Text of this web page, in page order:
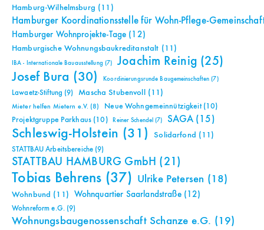
Hamburg-Wilhelmsburg (11)
Hamburger Koordinationsstelle für Wohn-Pflege-
Hamburger Wohnprojekte-Tage (12)
Hamburgische Wohnungsbaukreditanstalt (11)
IBA - Internationale Bauausstellung (7) Joachim Reinig (25)
Josef Bura (30) Koordinierungsrunde Baugemeinschaften (7)
Lawaetz-Stiftung (9) Mascha Stubenvoll (11)
Mieter helfen Mietern e.V. (8) Neue Wohngemeinnützigkeit(10)
Projektgruppe Parkhaus (10) Reiner Schendel (7) SAGA(15)
Schleswig-Holstein (31) Solidarfond (11)
STATTBAU Arbeitsbereiche (9)
STATTBAU HAMBURG GmbH (21)
Tobias Behrens (37) Ulrike Petersen (18)
Wohnbund (11) Wohnquartier Saarlandstraße(12)
Wohnreform e.G.(9)
Wohnungsbaugenossenschaft Schanze e.G. (19)